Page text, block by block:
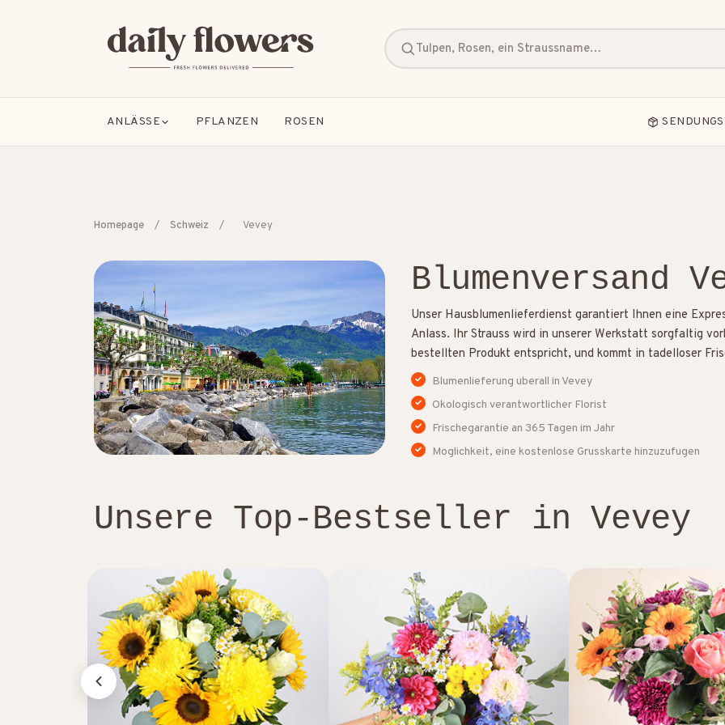
Tulpen, Rosen, ein Straussname…
ANLÄSSE PFLANZEN ROSEN
BELIEBTE SUCHEN
B2B / Firmengeschenke Freundschaft Geburt Geburtstag
Homepage / Schweiz / Vevey
Blumenversand
Unser Hausblumenlieferdienst garantiert Ihnen eine
Anlass. Ihr Strauss wird in unserer Werkstatt sorgfaltig
bestellten Produkt entspricht, und kommt in tadelloser
Blumenlieferung uberall in Vevey
Okologisch verantwortlicher Florist
Frischegarantie an 365 Tagen im Jahr
Moglichkeit, eine kostenlose Grusskarte hinzuzufugen
Unsere Top-Bestseller in Vevey